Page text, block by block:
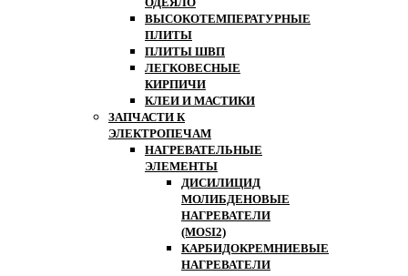
ВЫСОКОТЕМПЕРАТУРНЫЕ
ПЛИТЫ
ПЛИТЫ ШВП
ЛЕГКОВЕСНЫЕ
КИРПИЧИ
КЛЕИ И МАСТИКИ
ЗАПЧАСТИ К
ЭЛЕКТРОПЕЧАМ
НАГРЕВАТЕЛЬНЫЕ
ЭЛЕМЕНТЫ
ДИСИЛИЦИД
МОЛИБДЕНОВЫЕ
НАГРЕВАТЕЛИ
(MOSI2)
КАРБИДОКРЕМНИЕВЫЕ
НАГРЕВАТЕЛИ